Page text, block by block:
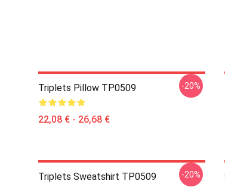
Triplets Pillow TP0509
22,08 € - 26,68 €
-20%
Triplets Sweatshirt TP0509 -20%